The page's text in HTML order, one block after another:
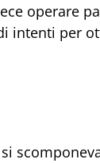
operare
intenti per